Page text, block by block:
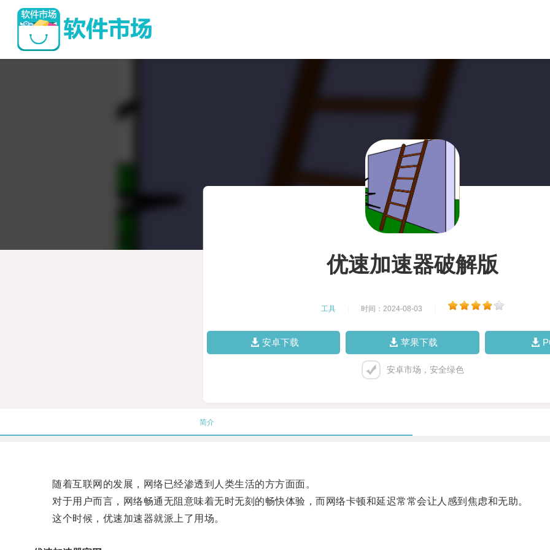
优速加速器破解版
工具 时间：2024-08-03
安卓下载 苹果下载
安卓市场，安全绿色
简介
随着互联网的发展，网络已经渗透到人类生活的方方面面。
对于用户而言，网络畅通无阻意味着无时无刻的畅快体验，而网络卡顿和延迟常常会让人感到焦虑和无助。
这个时候，优速加速器就派上了用场。